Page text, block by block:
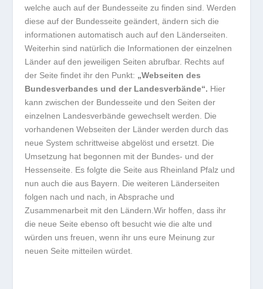
welche auch auf der Bundesseite zu finden sind. Werden
diese auf der Bundesseite geändert, ändern sich die
informationen automatisch auch auf den Länderseiten.
Weiterhin sind natürlich die Informationen der einzelnen
Länder auf den jeweiligen Seiten abrufbar. Rechts auf
der Seite findet ihr den Punkt: „Webseiten des
Bundesverbandes und der Landesverbände“. Hier
kann zwischen der Bundesseite und den Seiten der
einzelnen Landesverbände gewechselt werden. Die
vorhandenen Webseiten der Länder werden durch das
neue System schrittweise abgelöst und ersetzt. Die
Umsetzung hat begonnen mit der Bundes- und der
Hessenseite. Es folgte die Seite aus Rheinland Pfalz und
nun auch die aus Bayern. Die weiteren Länderseiten
folgen nach und nach, in Absprache und
Zusammenarbeit mit den Ländern.Wir hoffen, dass ihr
die neue Seite ebenso oft besucht wie die alte und
würden uns freuen, wenn ihr uns eure Meinung zur
neuen Seite mitteilen würdet.